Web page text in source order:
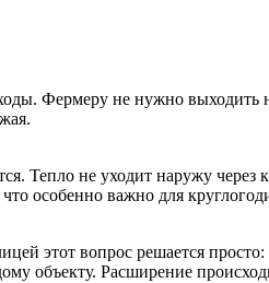
Фермеру не нужно выходить
Тепло не уходит наружу
особенно важно для
этот вопрос решается
объекту. Расширение